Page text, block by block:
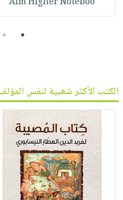
1
2
الكتب الأكثر شعبية لنفس